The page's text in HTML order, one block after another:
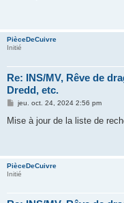
PièceDeCuivre
Initié
Re: INS/MV, Rêve de
Dredd, etc.
M
s
jeu. oct. 24, 2024 2:56 pm
Mise à jour de la liste de
PièceDeCuivre
Initié